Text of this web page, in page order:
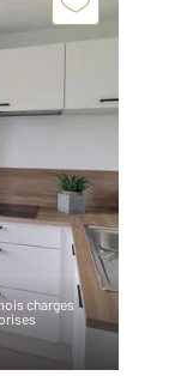
charges